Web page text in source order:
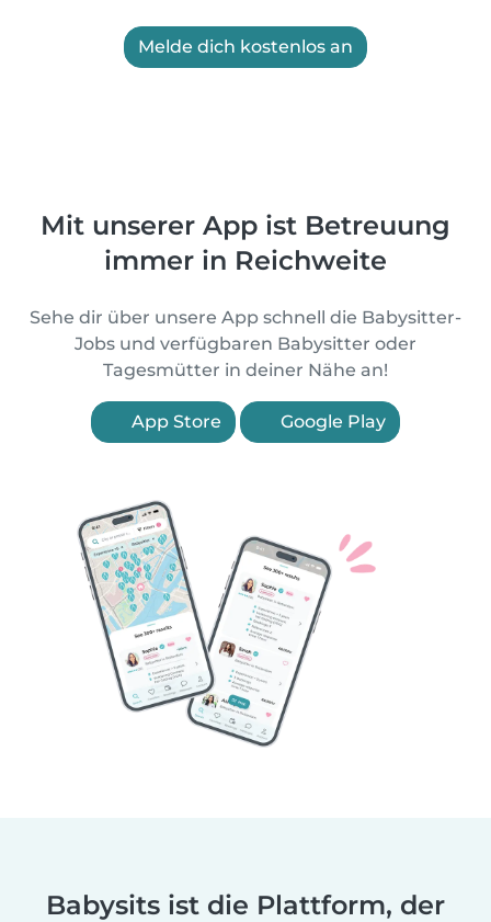
Melde dich kostenlos an
Mit unserer App ist Betreuung
immer in Reichweite
Sehe dir über unsere App schnell die Babysitter-
Jobs und verfügbaren Babysitter oder
Tagesmütter in deiner Nähe an!
App Store Google Play
Babysits ist die Plattform, der